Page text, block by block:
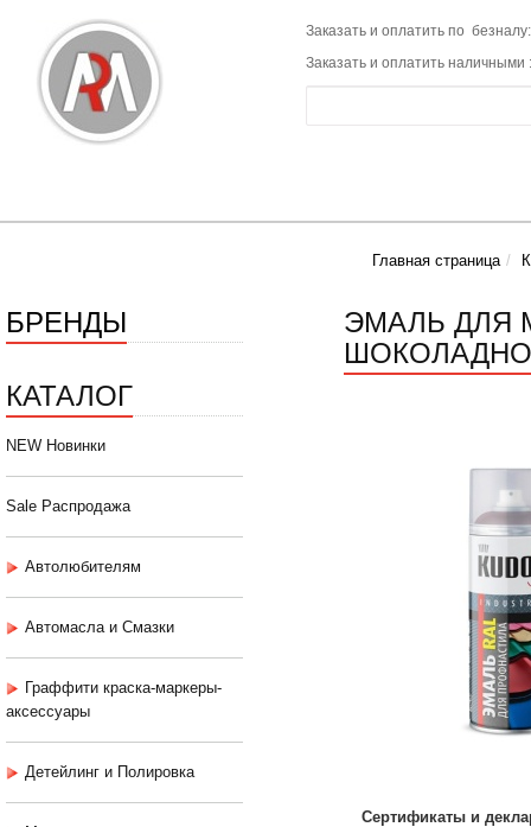
Заказать и оплатить по
Заказать и оплатить наличными
Главная страница
БРЕНДЫ
КАТАЛОГ
NEW Новинки
Sale Распродажа
Автолюбителям
Автомасла и Смазки
Граффити краска-маркеры-
аксессуары
Детейлинг и Полировка
ЭМАЛЬ ДЛЯ
Сертификаты и